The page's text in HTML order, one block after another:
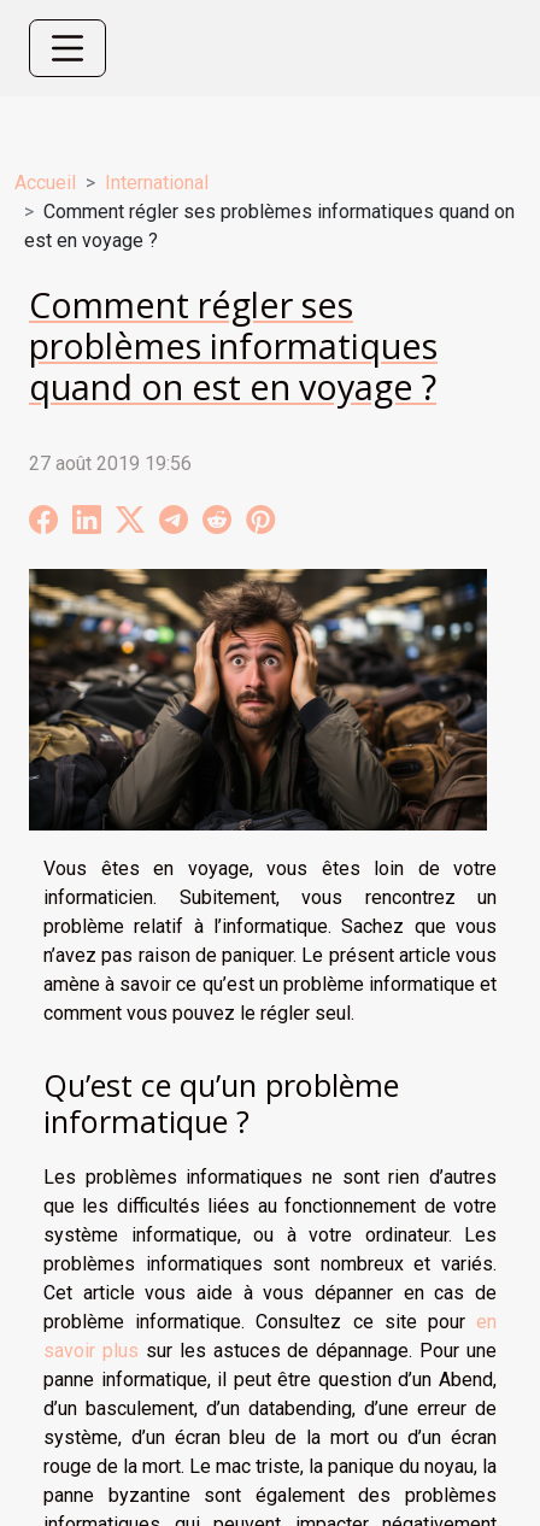
Accueil
International
Comment régler ses problèmes informatiques quand on
est en voyage ?
Comment régler ses
problèmes informatiques
quand on est en voyage ?
27 août 2019 19:56
Vous êtes en voyage, vous êtes loin de votre
informaticien. Subitement, vous rencontrez un
problème relatif à l’informatique. Sachez que vous
n’avez pas raison de paniquer. Le présent article vous
amène à savoir ce qu’est un problème informatique et
comment vous pouvez le régler seul.
Qu’est ce qu’un problème
informatique ?
Les problèmes informatiques ne sont rien d’autres
que les difficultés liées au fonctionnement de votre
système informatique, ou à votre ordinateur. Les
problèmes informatiques sont nombreux et variés.
Cet article vous aide à vous dépanner en cas de
problème informatique. Consultez ce site pour en
savoir plus sur les astuces de dépannage. Pour une
panne informatique, il peut être question d’un Abend,
d’un basculement, d’un databending, d’une erreur de
système, d’un écran bleu de la mort ou d’un écran
rouge de la mort. Le mac triste, la panique du noyau, la
panne byzantine sont également des problèmes